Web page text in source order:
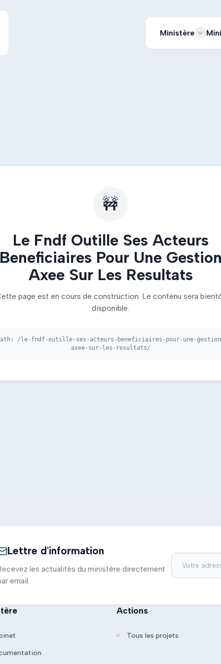
Ministère
🚧
Le Fndf Outille Ses Acteurs
Pour Une Gestion
Axee Sur Les Resultats
page est en cours de construction. Le contenu sera
disponible.
/le-fndf-outille-ses-acteurs-beneficiaires-pour-une-
axee-sur-les-resultats/
Lettre d'information
les actualités du ministère directement
email.
Actions
Tous les projets